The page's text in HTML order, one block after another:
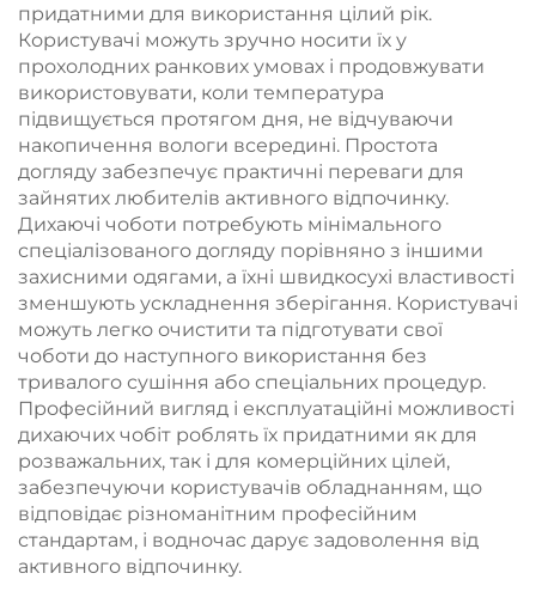
придатними для використання цілий рік.
Користувачі можуть зручно носити їх у
прохолодних ранкових умовах і продовжувати
використовувати, коли температура
підвищується протягом дня, не відчуваючи
накопичення вологи всередині. Простота
догляду забезпечує практичні переваги для
зайнятих любителів активного відпочинку.
Дихаючі чоботи потребують мінімального
спеціалізованого догляду порівняно з іншими
захисними одягами, а їхні швидкосухі властивості
зменшують ускладнення зберігання. Користувачі
можуть легко очистити та підготувати свої
чоботи до наступного використання без
тривалого сушіння або спеціальних процедур.
Професійний вигляд і експлуатаційні можливості
дихаючих чобіт роблять їх придатними як для
розважальних, так і для комерційних цілей,
забезпечуючи користувачів обладнанням, що
відповідає різноманітним професійним
стандартам, і водночас дарує задоволення від
активного відпочинку.